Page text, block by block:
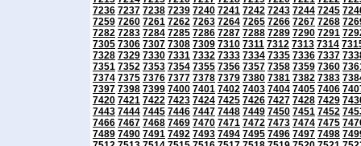
7236 7237 7238 7239 7240 7241 7242 7243 7244 7245
7259 7260 7261 7262 7263 7264 7265 7266 7267 7268
7282 7283 7284 7285 7286 7287 7288 7289 7290 7291
7305 7306 7307 7308 7309 7310 7311 7312 7313 7314
7328 7329 7330 7331 7332 7333 7334 7335 7336 7337
7351 7352 7353 7354 7355 7356 7357 7358 7359 7360
7374 7375 7376 7377 7378 7379 7380 7381 7382 7383
7397 7398 7399 7400 7401 7402 7403 7404 7405 7406
7420 7421 7422 7423 7424 7425 7426 7427 7428 7429
7443 7444 7445 7446 7447 7448 7449 7450 7451 7452
7466 7467 7468 7469 7470 7471 7472 7473 7474 7475
7489 7490 7491 7492 7493 7494 7495 7496 7497 7498